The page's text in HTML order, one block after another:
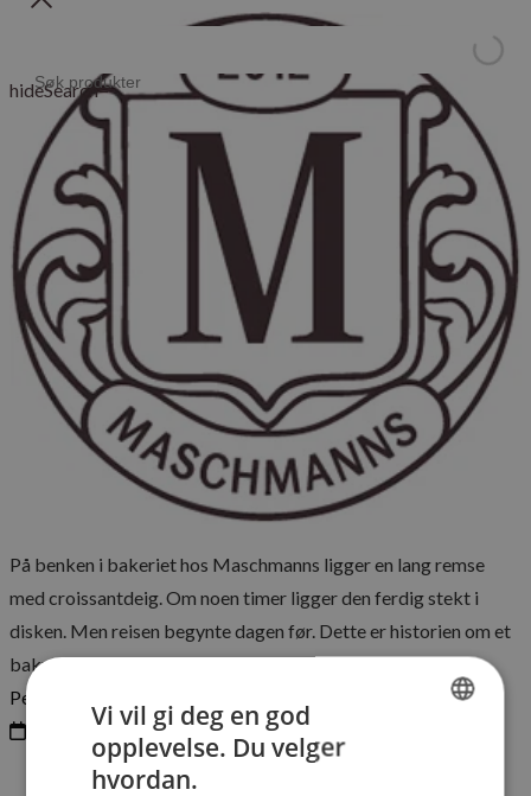
hideSearch=
Bakeriet
Brød, bakverk, surdeig og håndverket bak.
MatkulturRåvarerBakeriet
Hvorfor en god croissant tar nesten to dager å lage
På benken i bakeriet hos Maschmanns ligger en lang remse
med croissantdeig. Om noen timer ligger den ferdig stekt i
disken. Men reisen begynte dagen før. Dette er historien om et
bakverk som fortsatt nekter å ha det travelt.
Per Christian Bakken
04.06.2026Vi vil gi deg en god
opplevelse. Du velger
hvordan.